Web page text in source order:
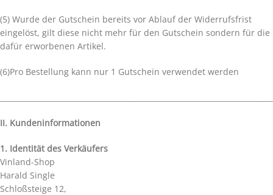
(5) Wurde der Gutschein bereits vor Ablauf der Widerrufsfrist
eingelöst, gilt diese nicht mehr für den Gutschein sondern für die
dafür erworbenen Artikel.
(6)Pro Bestellung kann nur 1 Gutschein verwendet werden
II. Kundeninformationen
1. Identität des Verkäufers
Vinland-Shop
Harald Single
Schloßsteige 12,